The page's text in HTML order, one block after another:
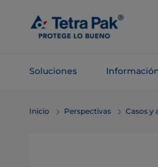
contenido
principal
Soluciones
navegación
Inicio Perspectivas Casos y